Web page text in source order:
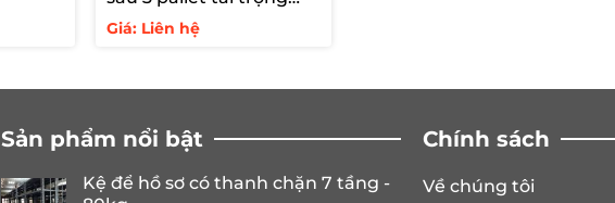
2000kg/tầng
Giá: Liên hệ
Sản phẩm nổi bật
Kệ để hồ sơ có thanh chặn 7 tầng -
Chính sách
Về chúng tôi